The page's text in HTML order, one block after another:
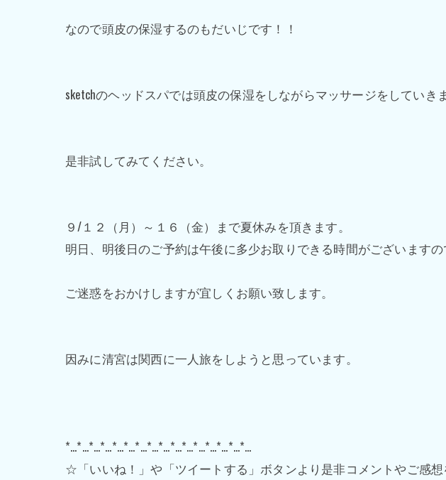
なので頭皮の保湿するのもだいじです！！
sketchのヘッドスパでは頭皮の保湿をしながらマッサージをしていき
是非試してみてください。
９/１２（月）～１６（金）まで夏休みを頂きます。
明日、明後日のご予約は午後に多少お取りできる時間がございますの
ご迷惑をおかけしますが宜しくお願い致します。
因みに清宮は関西に一人旅をしようと思っています。
*…*…*…*…*…*…*…*…*…*…*…*…*…*…*…*…
☆「いいね！」や「ツイートする」ボタンより是非コメントやご感